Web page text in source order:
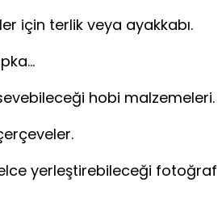
için terlik veya ayakkabı.
hobi malzemeleri.
yerleştirebileceği fotoğraf